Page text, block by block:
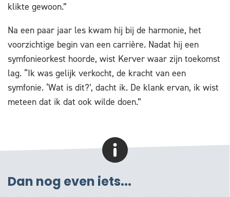
klikte gewoon.”
Na een paar jaar les kwam hij bij de harmonie, het
voorzichtige begin van een carrière. Nadat hij een
symfonieorkest hoorde, wist Kerver waar zijn toekomst
lag. “Ik was gelijk verkocht, de kracht van een
symfonie. ‘Wat is dit?’, dacht ik. De klank ervan, ik wist
meteen dat ik dat ook wilde doen.”
Dan nog even iets...